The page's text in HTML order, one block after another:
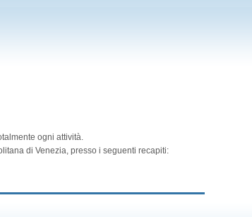
ogni attività.
di Venezia, presso i seguenti recapiti: